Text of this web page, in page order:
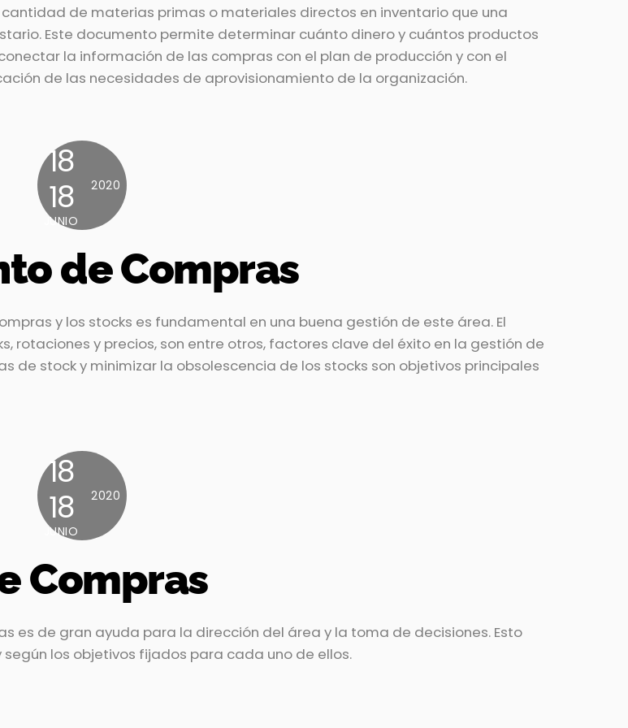
de materias primas o materiales directos en inventario que una
Este documento permite determinar cuánto dinero y cuántos productos
la información de las compras con el plan de producción y con el
de las necesidades de aprovisionamiento de la organización.
18
18
JUNIO
2020
de Compras
y los stocks es fundamental en una buena gestión de este área. El
rotaciones y precios, son entre otros, factores clave del éxito en la gestión de
de stock y minimizar la obsolescencia de los stocks son objetivos principales
18
18
JUNIO
2020
Compras
es de gran ayuda para la dirección del área y la toma de decisiones. Esto
los objetivos fijados para cada uno de ellos.